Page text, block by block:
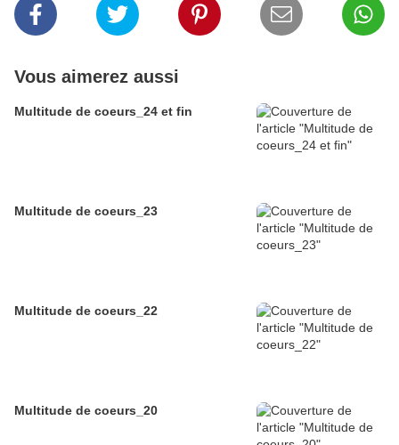
Vous aimerez aussi
Multitude de coeurs_24 et fin
Multitude de coeurs_23
Multitude de coeurs_22
Multitude de coeurs_20